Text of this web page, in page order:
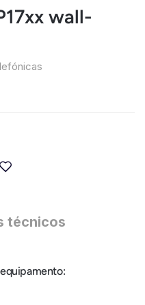
wall-
técnicos